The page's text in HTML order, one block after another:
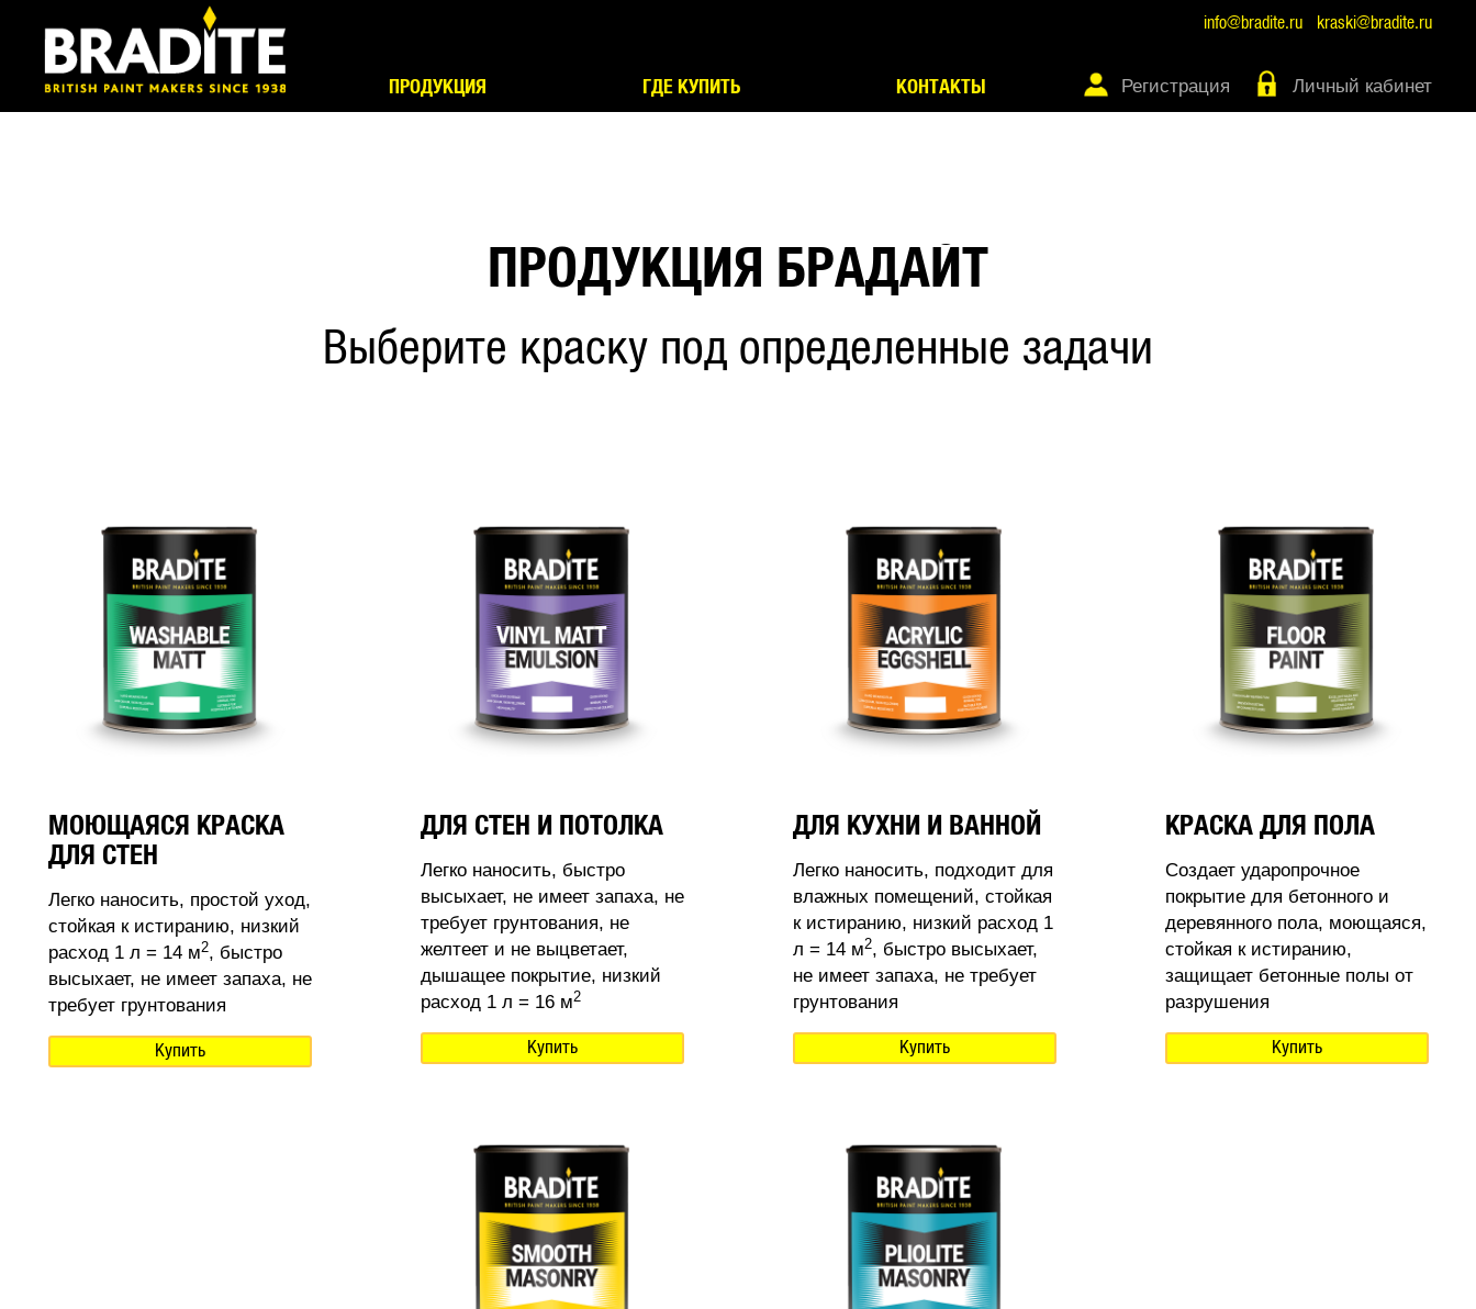
info@bradite.ru kraski@bradite.ru
ПРОДУКЦИЯ ГДЕ КУПИТЬ КОНТАКТЫ Регистрация Личный кабинет
ПРОДУКЦИЯ БРАДАЙТ
Выберите краску под определенные задачи
МОЮЩАЯСЯ КРАСКА
ДЛЯ СТЕН
Легко наносить, простой уход,
стойкая к истиранию, низкий
расход 1 л = 14 м2, быстро
высыхает, не имеет запаха, не
требует грунтования
Купить
ДЛЯ СТЕН И ПОТОЛКА
Легко наносить, быстро
высыхает, не имеет запаха, не
требует грунтования, не
желтеет и не выцветает,
дышащее покрытие, низкий
расход 1 л = 16 м2
Купить
ДЛЯ КУХНИ И ВАННОЙ
Легко наносить, подходит для
влажных помещений, стойкая
к истиранию, низкий расход 1
л = 14 м2, быстро высыхает,
не имеет запаха, не требует
грунтования
Купить
КРАСКА ДЛЯ ПОЛА
Создает ударопрочное
покрытие для бетонного и
деревянного пола, моющаяся,
стойкая к истиранию,
защищает бетонные полы от
разрушения
Купить